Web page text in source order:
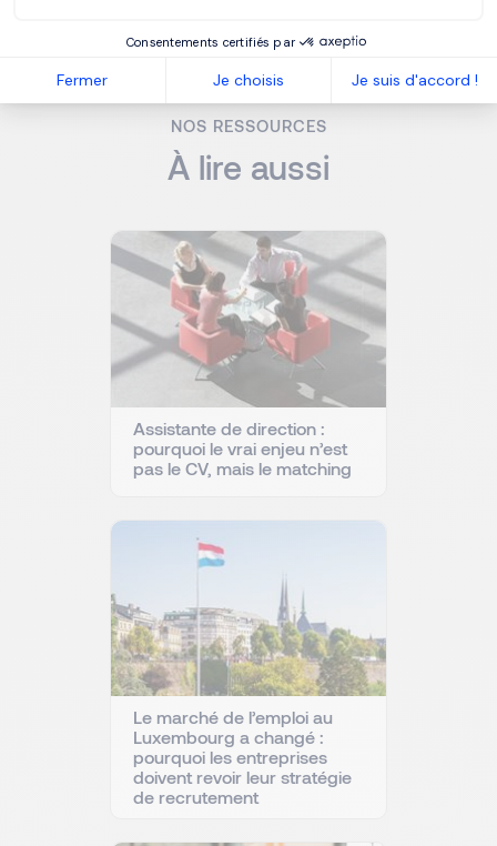
Consentements certifiés par
Fermer Je choisis Je suis d'accord !
NOS RESSOURCES
À lire aussi
Assistante de direction :
pourquoi le vrai enjeu n’est
pas le CV, mais le matching
Le marché de l’emploi au
Luxembourg a changé :
pourquoi les entreprises
doivent revoir leur stratégie
de recrutement